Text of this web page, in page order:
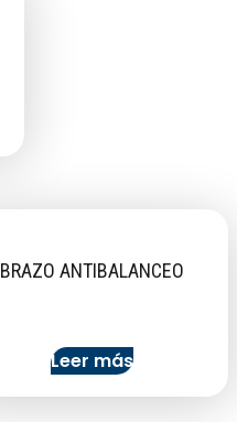
BRAZO ANTIBALANCEO
Leer más